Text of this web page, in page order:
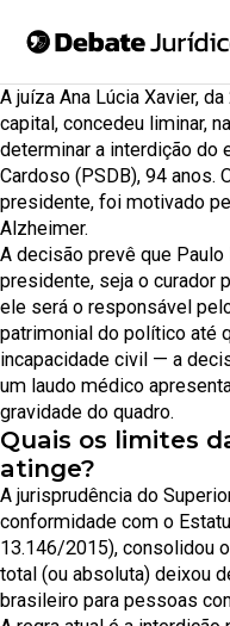
A juíza Ana Lúcia Xavier,
capital, concedeu liminar,
determinar a interdição do
Cardoso (PSDB), 94
presidente, foi motivado
Alzheimer.
A decisão prevê que
presidente, seja o curador
ele será o responsável
patrimonial do político até
incapacidade civil — a
um laudo médico
gravidade do quadro.
Quais os limites
atinge?
A jurisprudência do
conformidade com o
13.146/2015), consolidou
total (ou absoluta) deixou
brasileiro para pessoas